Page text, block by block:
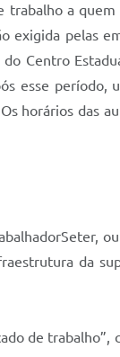
trabalho a quem
exigida pelas
Centro
esse período,
horários das
da
de trabalho”,